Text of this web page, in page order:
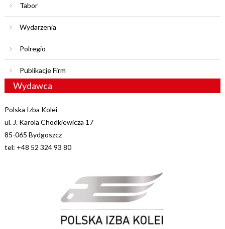
Tabor
Wydarzenia
Polregio
Publikacje Firm
Wydawca
Polska Izba Kolei
ul. J. Karola Chodkiewicza 17
85-065 Bydgoszcz
tel: +48 52 324 93 80